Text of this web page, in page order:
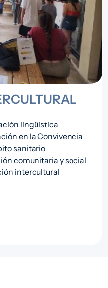
lingüistica
en la Convivencia
sanitario
comunitaria y social
intercultural